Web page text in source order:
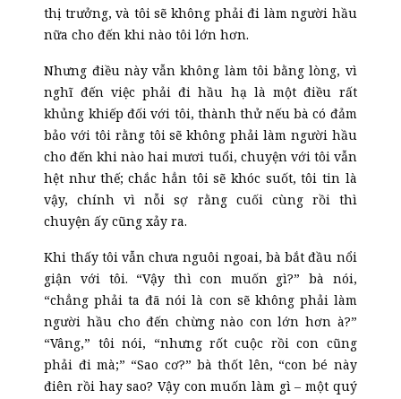
thị trưởng, và tôi sẽ không phải đi làm người hầu
nữa cho đến khi nào tôi lớn hơn.
Nhưng điều này vẫn không làm tôi bằng lòng, vì
nghĩ đến việc phải đi hầu hạ là một điều rất
khủng khiếp đối với tôi, thành thử nếu bà có đảm
bảo với tôi rằng tôi sẽ không phải làm người hầu
cho đến khi nào hai mươi tuổi, chuyện với tôi vẫn
hệt như thế; chắc hẳn tôi sẽ khóc suốt, tôi tin là
vậy, chính vì nỗi sợ rằng cuối cùng rồi thì
chuyện ấy cũng xảy ra.
Khi thấy tôi vẫn chưa nguôi ngoai, bà bắt đầu nổi
giận với tôi. “Vậy thì con muốn gì?” bà nói,
“chẳng phải ta đã nói là con sẽ không phải làm
người hầu cho đến chừng nào con lớn hơn à?”
“Vâng,” tôi nói, “nhưng rốt cuộc rồi con cũng
phải đi mà;” “Sao cơ?” bà thốt lên, “con bé này
điên rồi hay sao? Vậy con muốn làm gì – một quý